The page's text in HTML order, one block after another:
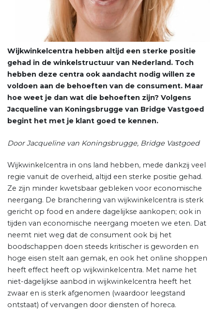
Wijkwinkelcentra hebben altijd een sterke positie
gehad in de winkelstructuur van Nederland. Toch
hebben deze centra ook aandacht nodig willen ze
voldoen aan de behoeften van de consument. Maar
hoe weet je dan wat die behoeften zijn? Volgens
Jacqueline van Koningsbrugge van Bridge Vastgoed
begint het met je klant goed te kennen.
Door Jacqueline van Koningsbrugge, Bridge Vastgoed
Wijkwinkelcentra in ons land hebben, mede dankzij veel
regie vanuit de overheid, altijd een sterke positie gehad.
Ze zijn minder kwetsbaar gebleken voor economische
neergang. De branchering van wijkwinkelcentra is sterk
gericht op food en andere dagelijkse aankopen; ook in
tijden van economische neergang moeten we eten. Dat
neemt niet weg dat de consument ook bij het
boodschappen doen steeds kritischer is geworden en
hoge eisen stelt aan gemak, en ook het online shoppen
heeft effect heeft op wijkwinkelcentra. Met name het
niet-dagelijkse aanbod in wijkwinkelcentra heeft het
zwaar en is sterk afgenomen (waardoor leegstand
ontstaat) of vervangen door diensten of horeca.